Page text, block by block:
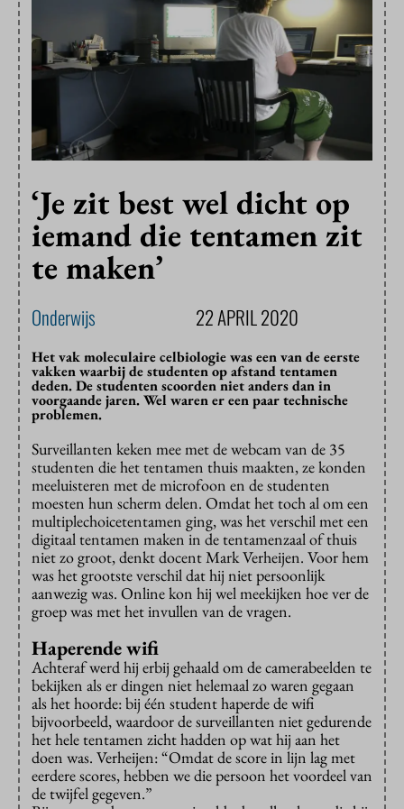
‘Je zit best wel dicht op
iemand die tentamen zit
te maken’
Onderwijs 22 APRIL 2020
Het vak moleculaire celbiologie was een van de eerste
vakken waarbij de studenten op afstand tentamen
deden. De studenten scoorden niet anders dan in
voorgaande jaren. Wel waren er een paar technische
problemen.
Surveillanten keken mee met de webcam van de 35
studenten die het tentamen thuis maakten, ze konden
meeluisteren met de microfoon en de studenten
moesten hun scherm delen. Omdat het toch al om een
multiplechoicetentamen ging, was het verschil met een
digitaal tentamen maken in de tentamenzaal of thuis
niet zo groot, denkt docent Mark Verheijen. Voor hem
was het grootste verschil dat hij niet persoonlijk
aanwezig was. Online kon hij wel meekijken hoe ver de
groep was met het invullen van de vragen.
Haperende wifi
Achteraf werd hij erbij gehaald om de camerabeelden te
bekijken als er dingen niet helemaal zo waren gegaan
als het hoorde: bij één student haperde de wifi
bijvoorbeeld, waardoor de surveillanten niet gedurende
het hele tentamen zicht hadden op wat hij aan het
doen was. Verheijen: “Omdat de score in lijn lag met
eerdere scores, hebben we die persoon het voordeel van
de twijfel gegeven.”